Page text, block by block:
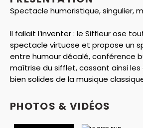
Spectacle humoristique, singulier,
Il fallait l’inventer : le Siffleur ose
spectacle virtuose et propose un
entre humour décalé, conférence
maîtrise du sifflet, cassant ainsi
bien solides de la musique
Historien déjanté, il est soucieux de
la musique sifflée comme un style
PHOTOS & VIDÉOS